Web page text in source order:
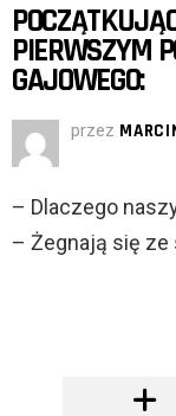
PIERWSZYM
GAJOWEGO:
przez
– Dlaczego
– Żegnają się